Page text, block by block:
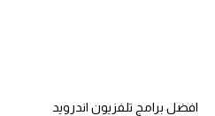
افضل برامج تلفزيون اندرويد